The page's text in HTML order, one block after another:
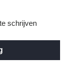
schrijven